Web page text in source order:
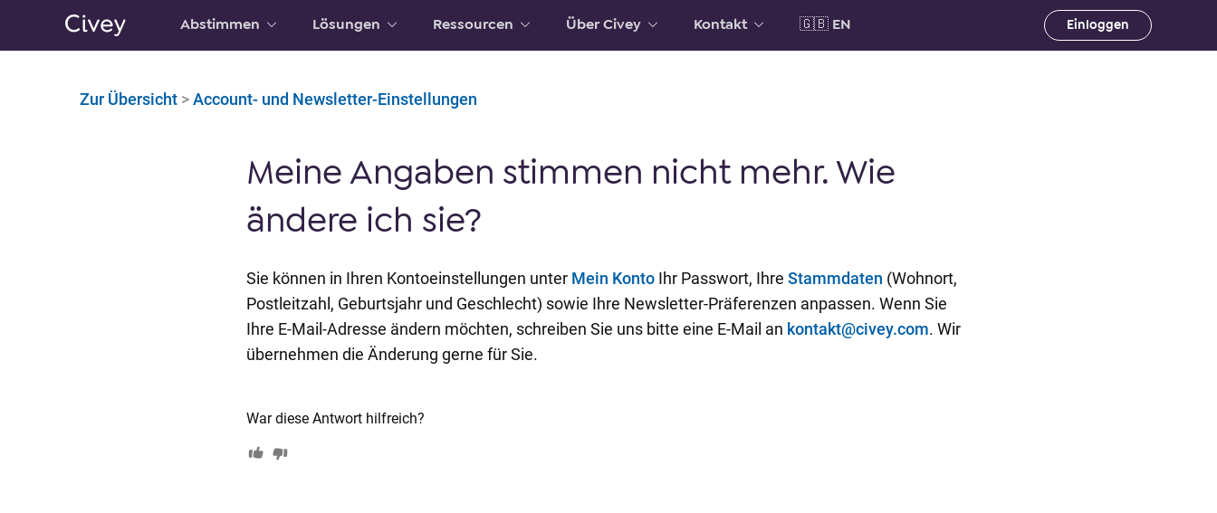
p
Abstimmen Lösungen Ressourcen Über Civey Kontakt 🇬🇧 EN Einloggen
Zur Übersicht >Account- und Newsletter-Einstellungen
Meine Angaben stimmen nicht mehr. Wie
ändere ich sie?
Sie können in Ihren Kontoeinstellungen unter Mein Konto Ihr Passwort, Ihre Stammdaten (Wohnort,
Postleitzahl, Geburtsjahr und Geschlecht) sowie Ihre Newsletter-Präferenzen anpassen. Wenn Sie
Ihre E-Mail-Adresse ändern möchten, schreiben Sie uns bitte eine E-Mail an kontakt@civey.com. Wir
übernehmen die Änderung gerne für Sie.
War diese Antwort hilfreich?